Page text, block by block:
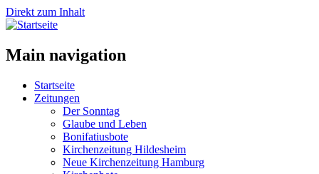
Direkt zum Inhalt
Main navigation
Startseite
Zeitungen
Der Sonntag
Glaube und Leben
Bonifatiusbote
Kirchenzeitung Hildesheim
Neue Kirchenzeitung Hamburg